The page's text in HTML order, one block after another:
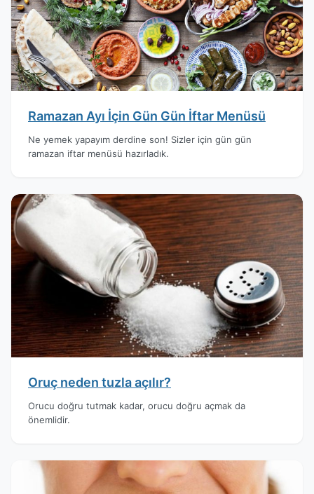
Ramazan Ayı İçin Gün Gün İftar Menüsü
Ne yemek yapayım derdine son! Sizler için gün gün
ramazan iftar menüsü hazırladık.
Oruç neden tuzla açılır?
Orucu doğru tutmak kadar, orucu doğru açmak da
önemlidir.